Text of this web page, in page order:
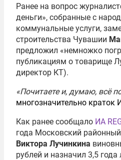
Ранее на вопрос
деньги», собранные с
коммунальные услуги,
строительства Чувашии
предложил «немножко
публикациям о товарище
директор КТ).
«Почитаете и, думаю, всё
многозначительно краток
Как ранее сообщало ИА
года Московский
Виктора Лучинкина
рублей и назначил 3,5